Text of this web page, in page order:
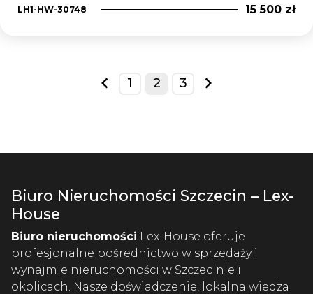
LH1-HW-30748 15 500 zł
prev
1 2 3
next
Biuro Nieruchomości Szczecin – Lex-
House
Biuro nieruchomości Lex-House oferuje
profesjonalne pośrednictwo w sprzedaży i
wynajmie nieruchomości w Szczecinie i
okolicach. Nasze doświadczenie, lokalna wiedza